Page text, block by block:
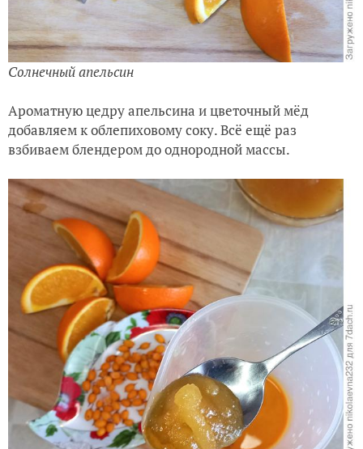
Солнечный апельсин
Ароматную цедру апельсина и цветочный мёд
добавляем к облепиховому соку. Всё ещё раз
взбиваем блендером до однородной массы.